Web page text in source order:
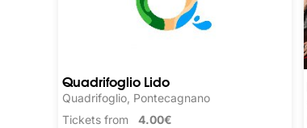
Quadrifoglio Lido
Quadrifoglio, Pontecagnano
Tickets from 4.00€